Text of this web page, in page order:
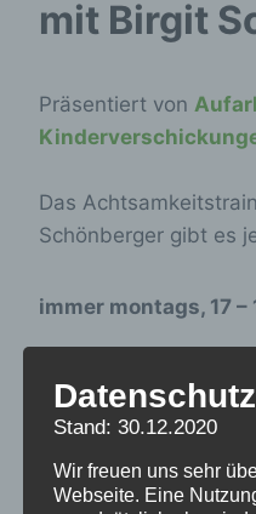
mit Birgit
Präsentiert von
Das
Schönberger gibt es
immer montags, 17
27.05./24.06./
Stand: 30.12.2020
Wir freuen uns sehr
Webseite. Eine